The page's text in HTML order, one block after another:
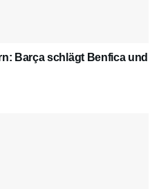
Barça schlägt Benfica und